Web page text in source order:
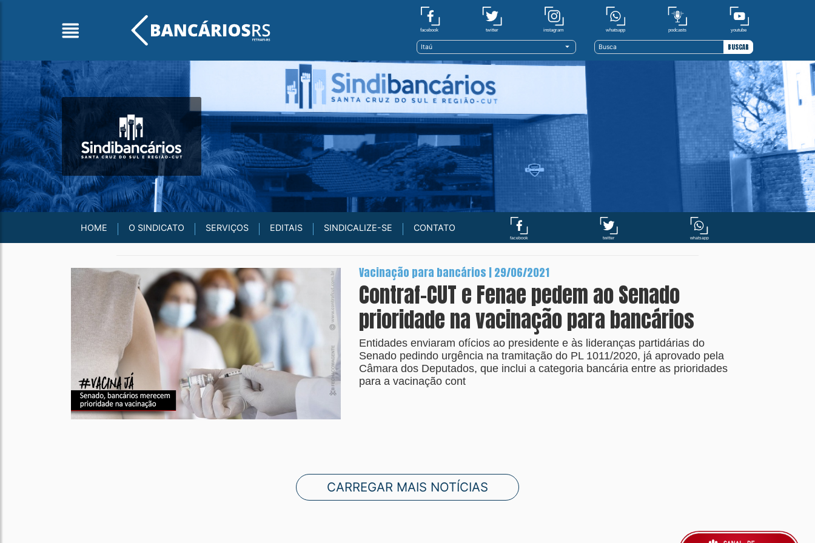
facebook twitter instagram whatsapp podcasts youtube
Itaú BUSCAR
HOME O SINDICATO SERVIÇOS EDITAIS SINDICALIZE-SE CONTATO
facebook twitter whatsapp
Vacinação para bancários | 29/06/2021
Contraf-CUT e Fenae pedem ao Senado
prioridade na vacinação para bancários
Entidades enviaram ofícios ao presidente e às lideranças partidárias do
Senado pedindo urgência na tramitação do PL 1011/2020, já aprovado pela
Câmara dos Deputados, que inclui a categoria bancária entre as prioridades
para a vacinação cont
CARREGAR MAIS NOTÍCIAS